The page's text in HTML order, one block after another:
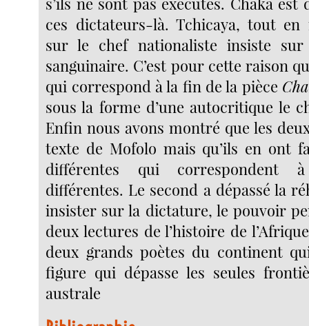
ces dictateurs-là. Tchicaya, tout en
sur le chef nationaliste insiste
sanguinaire. C’est pour cette raison
qui correspond à la fin de la pièce
sous la forme d’une autocritique le
Enfin nous avons montré que les
texte de Mofolo mais qu’ils en ont
différentes qui correspondent
différentes. Le second a dépassé la
insister sur la dictature, le pouvoir
deux lectures de l’histoire de
deux grands poètes du continent
figure qui dépasse les seules
australe